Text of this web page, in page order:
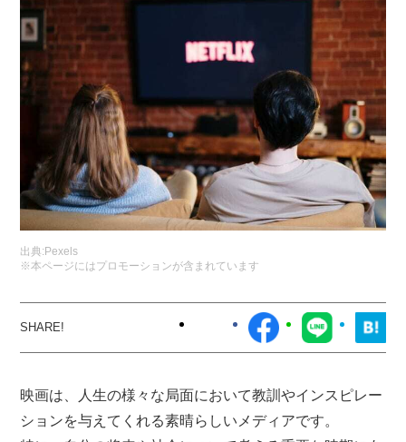
出典: Pexels
※本ページにはプロモーションが含まれています
映画は、人生の様々な局面において教訓やインスピレー
ションを与えてくれる素晴らしいメディアです。